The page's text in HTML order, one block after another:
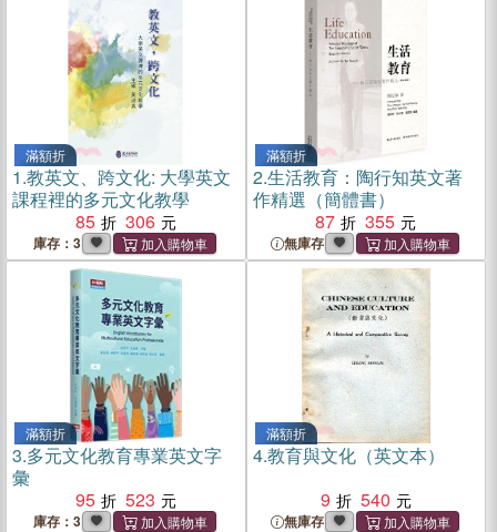
滿額折
1.教英文、跨文化: 大學英文
課程裡的多元文化教學
85
306
庫存：3
滿額折
2.生活教育：陶行知英文著
作精選（簡體書）
87
355
無庫存
滿額折
3.多元文化教育專業英文字
彙
95
523
庫存：3
滿額折
4.教育與文化（英文本）
9
540
無庫存